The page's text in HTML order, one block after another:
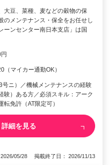
大豆、菜種、麦などの穀物の保
のメンテナンス・保全をお任せし
ーンセンター南日本支店」は国
（マイカー通勤OK）
ニ）／機械メンテナンスの経験
験）ある方／必須スキル：アーク
免許（AT限定可）
詳細を見る
2026/05/28 掲載終了日： 2026/11/13